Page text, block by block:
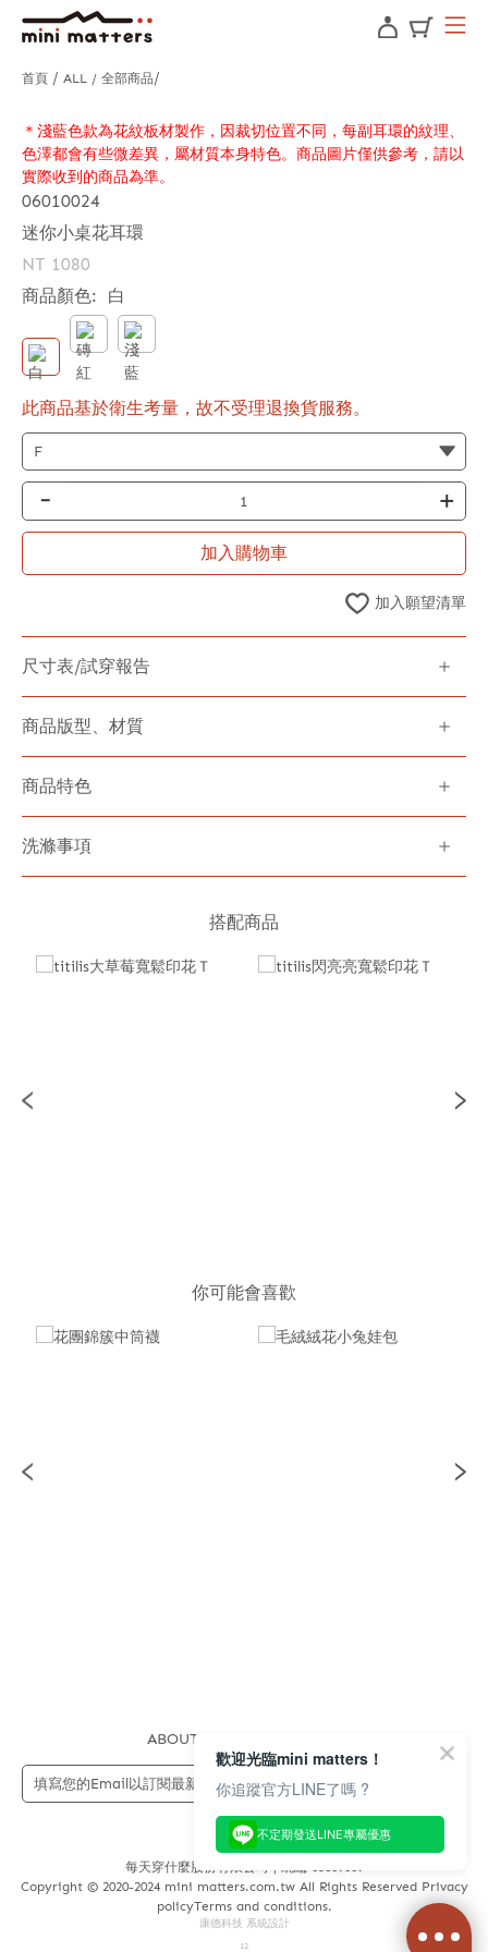
首頁 ALL / 全部商品
＊淺藍色款為花紋板材製作，因裁切位置不同，每副耳環的紋理、
色澤都會有些微差異，屬材質本身特色。商品圖片僅供參考，請以
實際收到的商品為準。
06010024
迷你小桌花耳環
NT 1080
商品顏色:
白
此商品基於衛生考量，故不受理退換貨服務。
- +
加入購物車
加入願望清單
尺寸表/試穿報告
商品版型、材質
商品特色
洗滌事項
搭配商品
你可能會喜歡
ABOUT US
每天穿什麼股份有限公司 | 統編 83689089
Copyright © 2020-2024 mini matters.com.tw All Rights Reserved Privacy
policyTerms and conditions.
康德科技 系統設計
12
歡迎光臨mini matters！
你追蹤官方LINE了嗎 ?
不定期發送LINE專屬優惠